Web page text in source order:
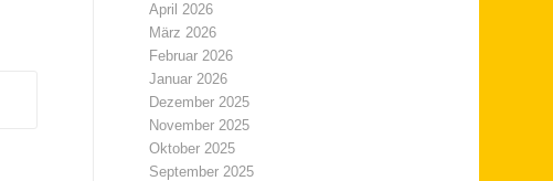
April 2026
März 2026
Februar 2026
Januar 2026
Dezember 2025
November 2025
Oktober 2025
September 2025